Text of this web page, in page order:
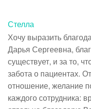
Стелла
Хочу выразить
Дарья Сергеевна,
существует, и за то,
забота о пациентах.
отношение, желание
каждого сотрудника: